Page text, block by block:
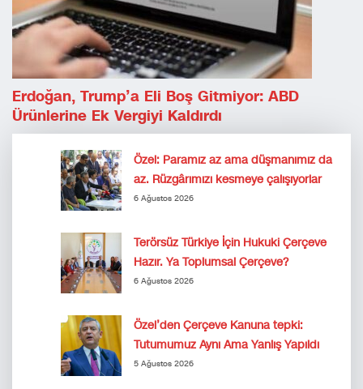
Erdoğan, Trump’a Eli Boş Gitmiyor: ABD
Ürünlerine Ek Vergiyi Kaldırdı
Özel: Paramız az ama düşmanımız da
az. Rüzgârımızı kesmeye çalışıyorlar
6 Ağustos 2026
Terörsüz Türkiye İçin Hukuki Çerçeve
Hazır. Ya Toplumsal Çerçeve?
6 Ağustos 2026
Özel’den Çerçeve Kanuna tepki:
Tutumumuz Aynı Ama Yanlış Yapıldı
5 Ağustos 2026